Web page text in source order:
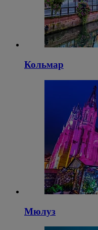
Кольмар
Мюлуз